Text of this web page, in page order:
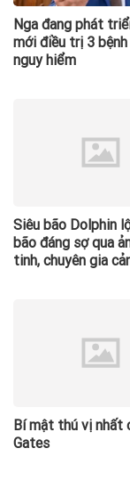
Nga đang phát
mới điều trị 3
nguy hiểm
Siêu bão Dolphin
bão đáng sợ qua
tinh, chuyên gia
Bí mật thú vị nhất
Gates